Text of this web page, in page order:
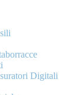
Digitali